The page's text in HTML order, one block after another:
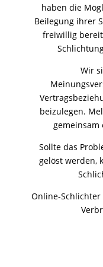
haben die
Beilegung ihrer
freiwillig
Wir
beizulegen.
gemeinsam
Sollte das
gelöst werden,
Online-